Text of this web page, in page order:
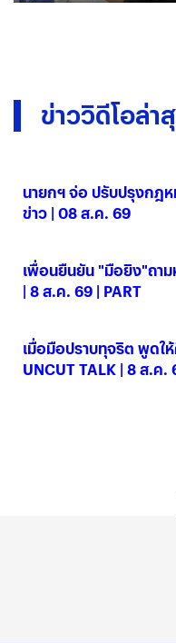
ข่าววิดีโอล่า
นายกฯ จ่อ ปรับปรุงกฎ
ข่าว | 08 ส.ค. 69
เพื่อนยืนยัน "มือยิง"ถาม
| 8 ส.ค. 69 | PART
เมื่อมือปราบทุจริต พูดใ
UNCUT TALK | 8 ส.ค.